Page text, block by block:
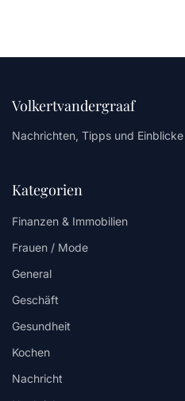
Volkertvandergraaf
Nachrichten, Tipps und Einblicke
Kategorien
Finanzen & Immobilien
Frauen / Mode
General
Geschäft
Gesundheit
Kochen
Nachricht